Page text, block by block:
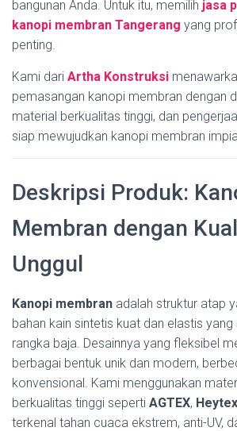
bangunan Anda. Untuk itu, memilih jasa
kanopi membran Tangerang yang
penting.
Kami dari Artha Konstruksi
pemasangan kanopi membran dengan
material berkualitas tinggi, dan
siap mewujudkan kanopi membran
Deskripsi Produk:
Membran dengan
Unggul
Kanopi membran adalah struktur atap
bahan kain sintetis kuat dan elastis
rangka baja. Desainnya yang fleksibel
berbagai bentuk unik dan modern,
konvensional. Kami menggunakan
berkualitas tinggi seperti AGTEX, Heytex
terkenal tahan cuaca ekstrem, anti-UV,